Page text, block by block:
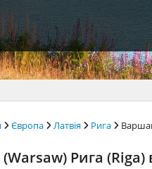
Європа Латвія Рига
Рига (Riga)